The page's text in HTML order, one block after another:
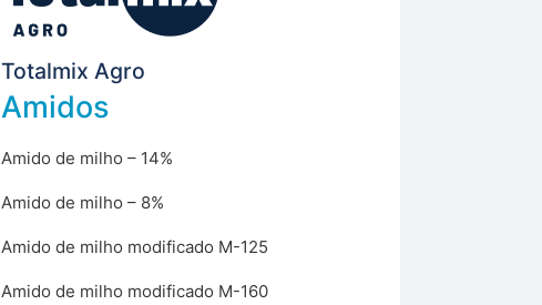
Totalmix Agro
Amidos
Amido de milho – 14%
Amido de milho – 8%
Amido de milho modificado M-125
Amido de milho modificado M-160